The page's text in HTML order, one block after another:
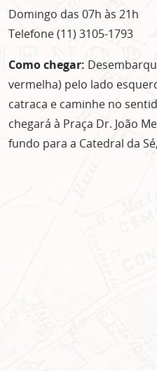
Domingo das 07h às 21h
Telefone (11) 3105-1793
Como chegar:
vermelha) pelo lado
catraca e caminhe no
chegará à Praça Dr. João
fundo para a Catedral da